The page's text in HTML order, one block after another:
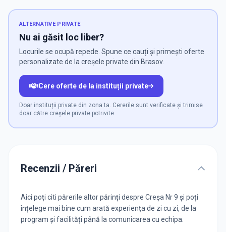
ALTERNATIVE PRIVATE
Nu ai găsit loc liber?
Locurile se ocupă repede. Spune ce cauți și primești oferte
personalizate de la creșele private din Brasov.
Cere oferte de la instituții private
Doar instituții private din zona ta. Cererile sunt verificate și trimise
doar către creșele private potrivite.
Recenzii / Păreri
Aici poți citi părerile altor părinți despre Creșa Nr 9 și poți
înțelege mai bine cum arată experiența de zi cu zi, de la
program și facilități până la comunicarea cu echipa.